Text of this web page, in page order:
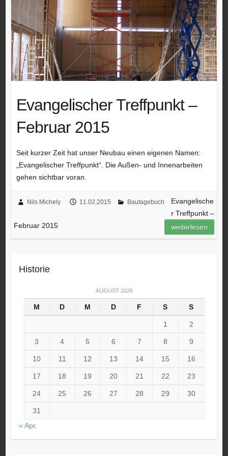
Evangelischer Treffpunkt –
Februar 2015
Seit kurzer Zeit hat unser Neubau einen eigenen Namen:
„Evangelischer Treffpunkt“. Die Außen- und Innenarbeiten
gehen sichtbar voran.
Nils Michely 11.02.2015 Bautagebuch
Evangelische
r Treffpunkt –
Februar 2015
weiterlesen
Historie
AUGUST 2026
M D M D F S S
1 2
3 4 5 6 7 8 9
10 11 12 13 14 15 16
17 18 19 20 21 22 23
24 25 26 27 28 29 30
31
« Apr.